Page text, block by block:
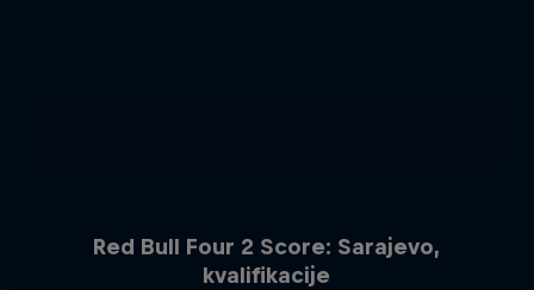
Red Bull Four 2 Score: Sarajevo,
kvalifikacije